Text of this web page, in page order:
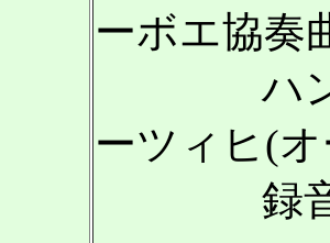
ーボエ協奏
ハンス
ーツィヒ(
録音